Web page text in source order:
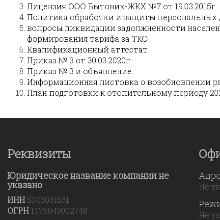
Лицензия ООО Бытовик-ЖКХ №7 от 19.03.2015г.
Политика обработки и защиты персональных
вопросы ликвидации задолжненности
формирования тарифа за ТКО
Квалификационный аттестат
Приказ № 3 от 30.03.2020г.
Приказ № 3 и объявление
Информационная листовка о
План подготовки к отопительному периоду
Реквизиты
Юридическое название компании не
указано
ИНН 5043031531
ОГРН 1075043002748
Не
Не